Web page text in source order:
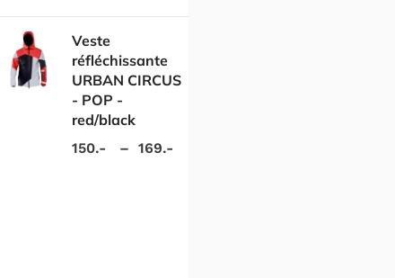
Veste
réfléchissante
URBAN CIRCUS
- POP -
red/black
150.- – 169.-